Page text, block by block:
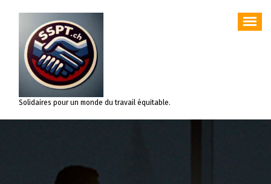
contenu
Solidaires pour un monde du travail équitable.